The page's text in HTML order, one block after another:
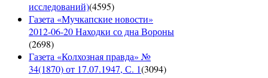
исследований)(4595)
Газета «Мучкапские новости»
2012-06-20 Находки со дна Вороны
(2698)
Газета «Колхозная правда» №
34(1870) от 17.07.1947, С. 1(3094)